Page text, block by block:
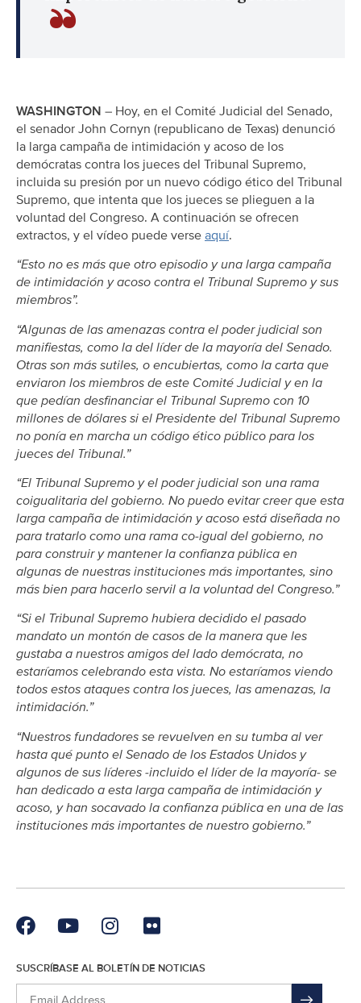
WASHINGTON – Hoy, en el Comité Judicial del Senado,
el senador John Cornyn (republicano de Texas) denunció
la larga campaña de intimidación y acoso de los
demócratas contra los jueces del Tribunal Supremo,
incluida su presión por un nuevo código ético del Tribunal
Supremo, que intenta que los jueces se plieguen a la
voluntad del Congreso. A continuación se ofrecen
extractos, y el vídeo puede verse aquí.
“Esto no es más que otro episodio y una larga campaña
de intimidación y acoso contra el Tribunal Supremo y sus
miembros”.
“Algunas de las amenazas contra el poder judicial son
manifiestas, como la del líder de la mayoría del Senado.
Otras son más sutiles, o encubiertas, como la carta que
enviaron los miembros de este Comité Judicial y en la
que pedían desfinanciar el Tribunal Supremo con 10
millones de dólares si el Presidente del Tribunal Supremo
no ponía en marcha un código ético público para los
jueces del Tribunal.”
“El Tribunal Supremo y el poder judicial son una rama
coigualitaria del gobierno. No puedo evitar creer que esta
larga campaña de intimidación y acoso está diseñada no
para tratarlo como una rama co-igual del gobierno, no
para construir y mantener la confianza pública en
algunas de nuestras instituciones más importantes, sino
más bien para hacerlo servil a la voluntad del Congreso.”
“Si el Tribunal Supremo hubiera decidido el pasado
mandato un montón de casos de la manera que les
gustaba a nuestros amigos del lado demócrata, no
estaríamos celebrando esta vista. No estaríamos viendo
todos estos ataques contra los jueces, las amenazas, la
intimidación.”
“Nuestros fundadores se revuelven en su tumba al ver
hasta qué punto el Senado de los Estados Unidos y
algunos de sus líderes -incluido el líder de la mayoría- se
han dedicado a esta larga campaña de intimidación y
acoso, y han socavado la confianza pública en una de las
instituciones más importantes de nuestro gobierno.”
SUSCRÍBASE AL BOLETÍN DE NOTICIAS